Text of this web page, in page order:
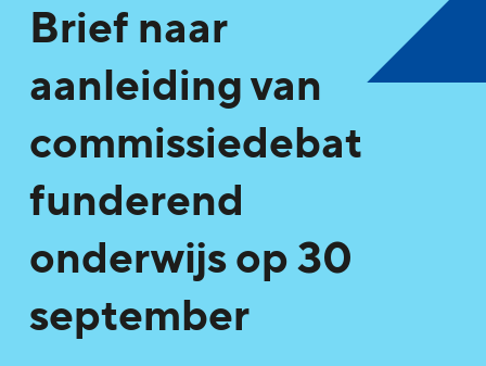
Brief naar
aanleiding van
commissiedebat
funderend
onderwijs op 30
september